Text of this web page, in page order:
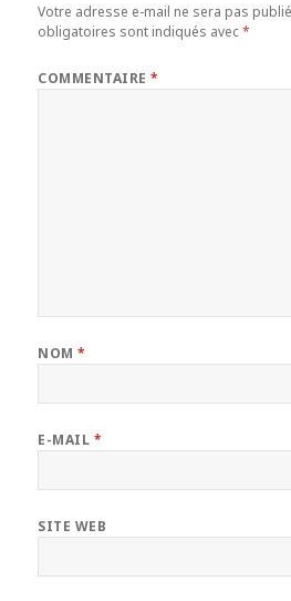
Votre adresse e-mail ne sera pas
obligatoires sont indiqués avec*
COMMENTAIRE*
NOM*
E-MAIL *
SITE WEB